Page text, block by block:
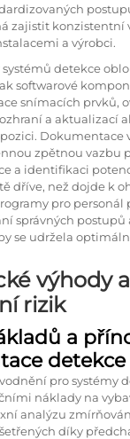
zajistit konzistentní
a výrobci.
detekce
softwarové
snímacích prvků,
a aktualizací
Dokumentace
zpětnou vazbu
a identifikaci
dříve, než dojde k
pro
správných postupů
se udržela
výhody a
rizik
a
pro systémy
náklady na
analýzu
díky